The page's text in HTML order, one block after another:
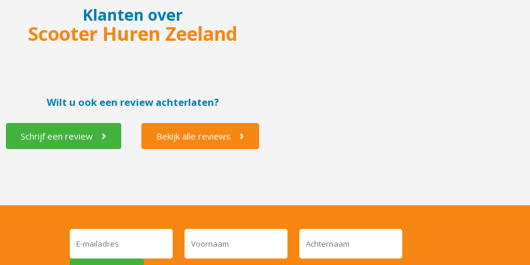
Klanten over
Scooter Huren Zeeland
Wilt u ook een review achterlaten?
Schrijf een review Bekijk alle reviews